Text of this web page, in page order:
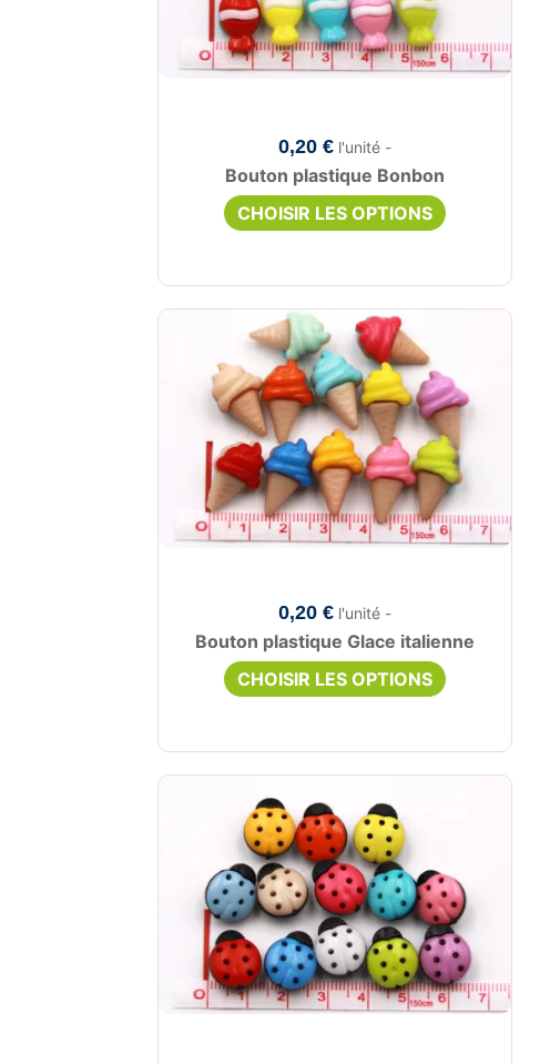
0,20 € l'unité -
Bouton plastique Bonbon
CHOISIR LES OPTIONS
0,20 € l'unité -
Bouton plastique Glace italienne
CHOISIR LES OPTIONS